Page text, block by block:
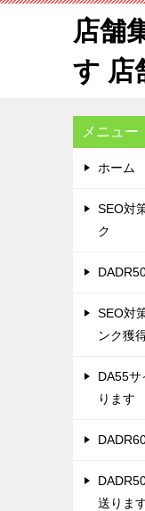
店舗
す 店
メニュー
ホーム
SEO対
ク
SEO対
ンク獲
DA55
ります
送りま